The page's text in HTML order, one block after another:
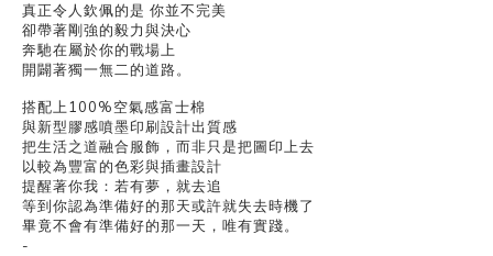
真正令人欽佩的是 你並不完美
卻帶著剛強的毅力與決心
奔馳在屬於你的戰場上
開闢著獨一無二的道路。
搭配上100%空氣感富士棉
與新型膠感噴墨印刷設計出質感
把生活之道融合服飾，而非只是把圖印上去
以較為豐富的色彩與插畫設計
提醒著你我：若有夢，就去追
等到你認為準備好的那天或許就失去時機了
畢竟不會有準備好的那一天，唯有實踐。
-